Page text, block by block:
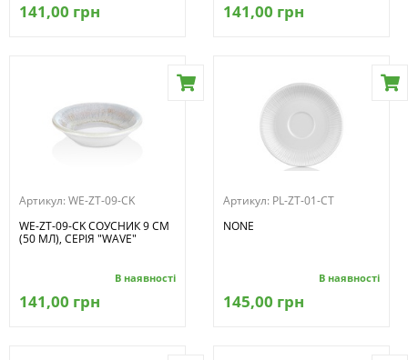
141,00 грн 141,00 грн
Артикул: WE-ZT-09-CK
WE-ZT-09-CK СОУСНИК 9 СМ
(50 МЛ), СЕРІЯ "WAVE"
В наявності
141,00 грн
Артикул: PL-ZT-01-CT
NONE
В наявності
145,00 грн